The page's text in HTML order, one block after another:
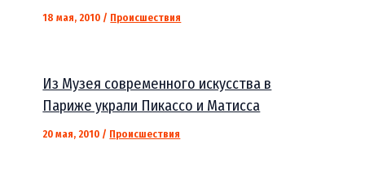
18 мая, 2010 / Происшествия
Из Музея современного искусства в
Париже украли Пикассо и Матисса
20 мая, 2010 / Происшествия